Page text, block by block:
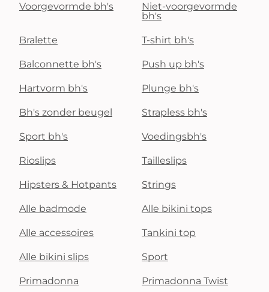
Voorgevormde bh's
Niet-voorgevormde
bh's
Bralette T-shirt bh's
Balconnette bh's Push up bh's
Hartvorm bh's Plunge bh's
Bh's zonder beugel Strapless bh's
Sport bh's Voedingsbh's
Rioslips Tailleslips
Hipsters & Hotpants Strings
Alle badmode Alle bikini tops
Alle accessoires Tankini top
Alle bikini slips Sport
Primadonna Primadonna Twist